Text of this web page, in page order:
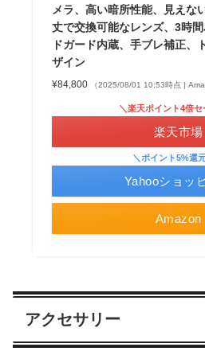
メラ、高い暗所性能、見えな
丈で交換可能なレンズ、3時
ドガード内蔵、手ブレ補正、
ザイン
¥84,800 （2025/08/01 10:53時点 |
Amazon
＼楽天ポイント4倍セ
楽天市場
＼ポイント5%還
Yahooショッ
アクセサリー